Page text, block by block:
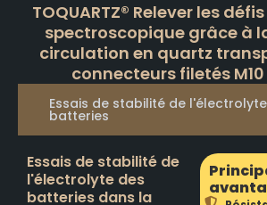
TOQUARTZ® Relever les
spectroscopique grâce à
circulation en quartz
connecteurs filetés M10
Essais de stabilité de
batteries
Essais de stabilité de
l'électrolyte des
batteries dans la